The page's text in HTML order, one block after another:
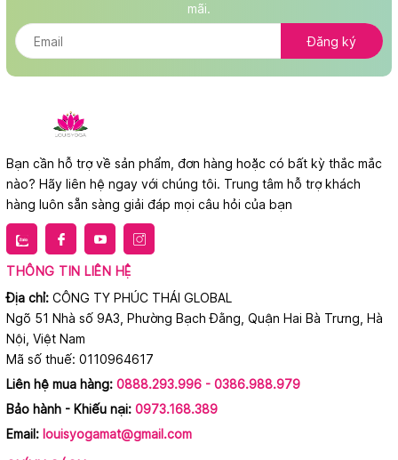
mãi.
Đăng ký
Bạn cần hỗ trợ về sản phẩm, đơn hàng hoặc có bất kỳ thắc mắc
nào? Hãy liên hệ ngay với chúng tôi. Trung tâm hỗ trợ khách
hàng luôn sẵn sàng giải đáp mọi câu hỏi của bạn
THÔNG TIN LIÊN HỆ
Địa chỉ: CÔNG TY PHÚC THÁI GLOBAL
Ngõ 51 Nhà số 9A3, Phường Bạch Đằng, Quận Hai Bà Trưng, Hà
Nội, Việt Nam
Mã số thuế: 0110964617
Liên hệ mua hàng: 0888.293.996 - 0386.988.979
Bảo hành - Khiếu nại: 0973.168.389
Email: louisyogamat@gmail.com